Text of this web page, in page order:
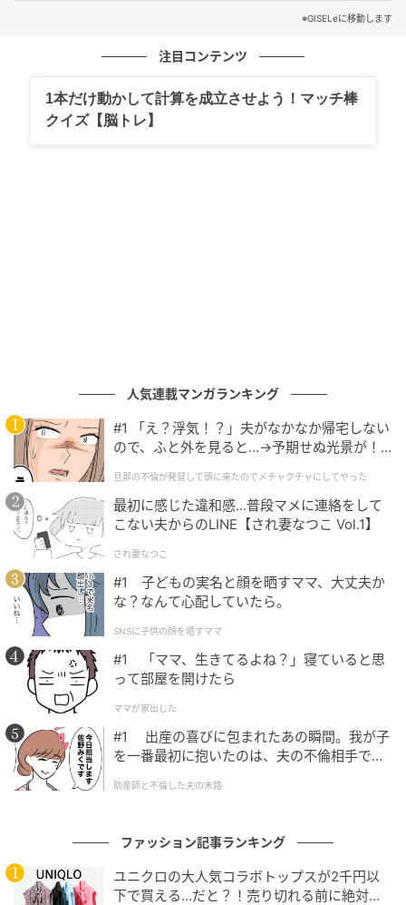
※GISELeに移動します
注目コンテンツ
1本だけ動かして計算を成立させよう！マッチ棒
クイズ【脳トレ】
人気連載マンガランキング
#1 「え？浮気！？」夫がなかなか帰宅しない
ので、ふと外を見ると…→予期せぬ光景が！
クチャにしてやった
旦那の不倫が発覚して頭に来たのでメチャクチャにしてやった
最初に感じた違和感…普段マメに連絡をして
こない夫からのLINE【され妻なつこ Vol.1】
され妻なつこ
#1 子どもの実名と顔を晒すママ、大丈夫か
な？なんて心配していたら。
SNSに子供の顔を晒すママ
#1 「ママ、生きてるよね？」寝ていると思
って部屋を開けたら
ママが家出した
#1 出産の喜びに包まれたあの瞬間。我が子
を一番最初に抱いたのは、夫の不倫相手でし
助産師と不倫した夫の末路
ファッション記事ランキング
ユニクロの大人気コラボトップスが2千円以
下で買える…だと？！売り切れる前に絶対買